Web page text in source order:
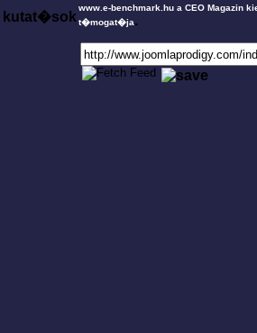
www.e-benchmark.hu a CEO Magazin
t�mogat�ja.